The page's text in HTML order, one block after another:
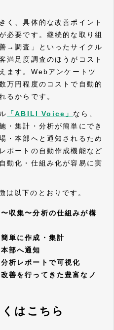
く、具体的な改善ポイント
必要です。継続的な取り組
→調査」といったサイクル
満足度調査のほうがコスト
ます。Webアンケートツ
万円程度のコストで自動的
るからです。
「ABILI Voice」 なら、
・集計・分析が簡単にでき
・本部へと通知されるため
ポートの自動作成機能など
動化・仕組み化が容易に実
以下のとおりです。
収集〜分析の仕組みが構
単に作成・集計
部へ通知
析レポートで可視化
善を行ってきた豊富なノ
はこちら